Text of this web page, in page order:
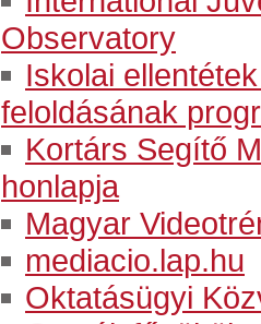
Observatory
Iskolai
feloldásának
Kortárs Segítő
honlapja
Magyar
mediacio.lap.hu
Oktatásügyi